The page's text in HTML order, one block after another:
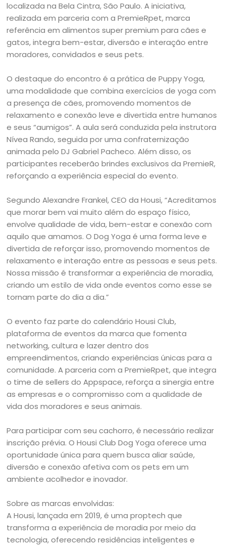
localizada na Bela Cintra, São Paulo. A iniciativa,
realizada em parceria com a PremieRpet, marca
referência em alimentos super premium para cães e
gatos, integra bem-estar, diversão e interação entre
moradores, convidados e seus pets.
O destaque do encontro é a prática de Puppy Yoga,
uma modalidade que combina exercícios de yoga com
a presença de cães, promovendo momentos de
relaxamento e conexão leve e divertida entre humanos
e seus “aumigos”. A aula será conduzida pela instrutora
Nívea Rando, seguida por uma confraternização
animada pelo DJ Gabriel Pacheco. Além disso, os
participantes receberão brindes exclusivos da PremieR,
reforçando a experiência especial do evento.
Segundo Alexandre Frankel, CEO da Housi, “Acreditamos
que morar bem vai muito além do espaço físico,
envolve qualidade de vida, bem-estar e conexão com
aquilo que amamos. O Dog Yoga é uma forma leve e
divertida de reforçar isso, promovendo momentos de
relaxamento e interação entre as pessoas e seus pets.
Nossa missão é transformar a experiência de moradia,
criando um estilo de vida onde eventos como esse se
tornam parte do dia a dia.”
O evento faz parte do calendário Housi Club,
plataforma de eventos da marca que fomenta
networking, cultura e lazer dentro dos
empreendimentos, criando experiências únicas para a
comunidade. A parceria com a PremieRpet, que integra
o time de sellers do Appspace, reforça a sinergia entre
as empresas e o compromisso com a qualidade de
vida dos moradores e seus animais.
Para participar com seu cachorro, é necessário realizar
inscrição prévia. O Housi Club Dog Yoga oferece uma
oportunidade única para quem busca aliar saúde,
diversão e conexão afetiva com os pets em um
ambiente acolhedor e inovador.
Sobre as marcas envolvidas:
A Housi, lançada em 2019, é uma proptech que
transforma a experiência de moradia por meio da
tecnologia, oferecendo residências inteligentes e